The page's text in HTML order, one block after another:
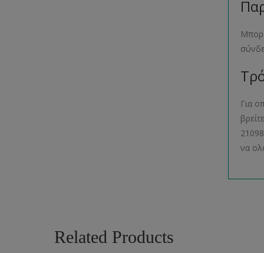
Για
να
Related Products